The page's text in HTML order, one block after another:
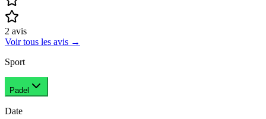
2 avis
Voir tous les avis →
Sport
Padel
Date